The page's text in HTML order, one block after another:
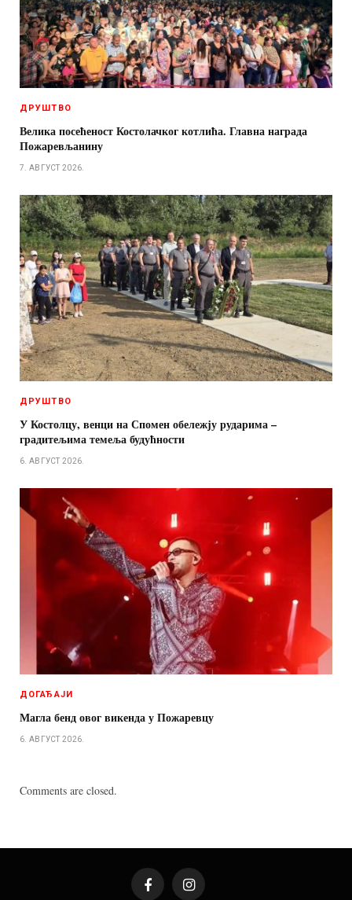
ДРУШТВО
Велика посећеност Костолачког котлића. Главна награда
Пожаревљанину
7. АВГУСТ 2026.
ДРУШТВО
У Костолцу, венци на Спомен обележју рударима –
градитељима темеља будућности
6. АВГУСТ 2026.
ДОГАЂАЈИ
Магла бенд овог викенда у Пожаревцу
6. АВГУСТ 2026.
Comments are closed.
FacebookInstagram